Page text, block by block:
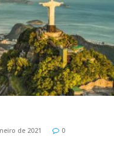
de 2021 0